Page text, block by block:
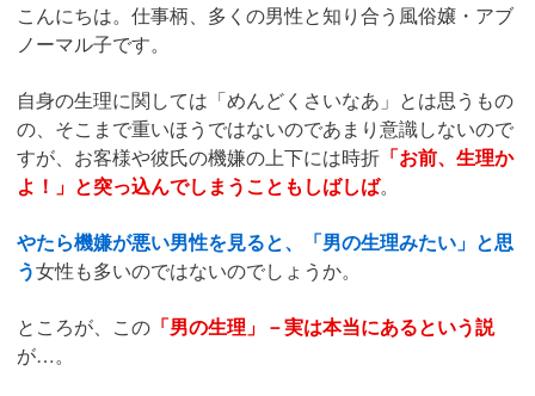
こんにちは。仕事柄、多くの男性と知り合う風俗嬢・アブ
ノーマル子です。
自身の生理に関しては「めんどくさいなあ」とは思うもの
の、そこまで重いほうではないのであまり意識しないので
すが、お客様や彼氏の機嫌の上下には時折 「お前、生理か
よ！」と突っ込んでしまうこともしばしば。
やたら機嫌が悪い男性を見ると、「男の生理みたい」と思
う女性も多いのではないのでしょうか。
ところが、この 「男の生理」－実は本当にあるという説
が…。